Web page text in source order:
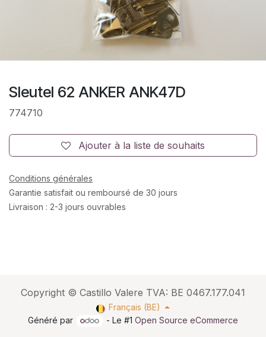
Sleutel 62 ANKER ANK47D
774710
Ajouter à la liste de souhaits
Conditions générales
Garantie satisfait ou remboursé de 30 jours
Livraison : 2-3 jours ouvrables
Copyright © Castillo Valere TVA: BE 0467.177.041
Français (BE)
Généré par
- Le #1Open Source eCommerce